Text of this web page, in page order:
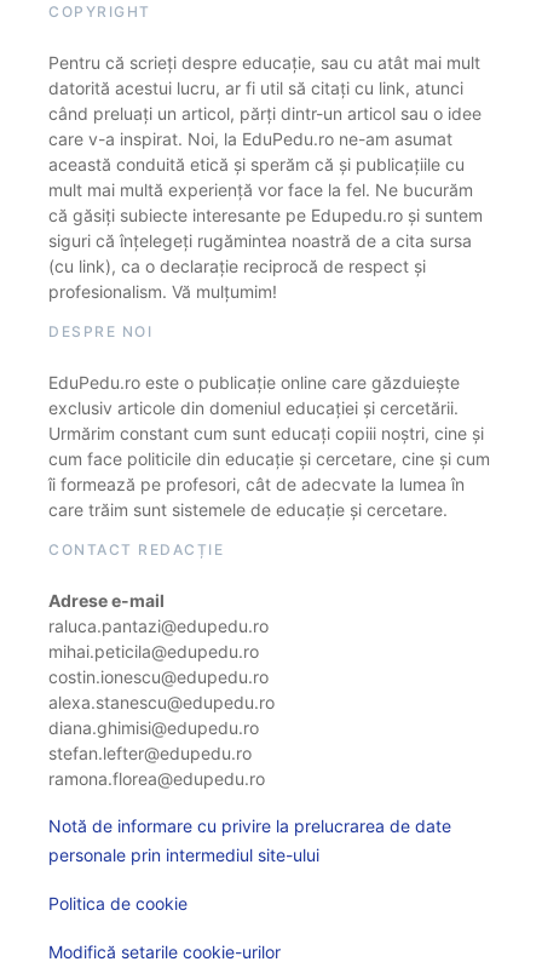
COPYRIGHT
Pentru că scrieți despre educație, sau cu atât mai mult
datorită acestui lucru, ar fi util să citați cu link, atunci
când preluați un articol, părți dintr-un articol sau o idee
care v-a inspirat. Noi, la EduPedu.ro ne-am asumat
această conduită etică și sperăm că și publicațiile cu
mult mai multă experiență vor face la fel. Ne bucurăm
că găsiți subiecte interesante pe Edupedu.ro și suntem
siguri că înțelegeți rugămintea noastră de a cita sursa
(cu link), ca o declarație reciprocă de respect și
profesionalism. Vă mulțumim!
DESPRE NOI
EduPedu.ro este o publicație online care găzduiește
exclusiv articole din domeniul educației și cercetării.
Urmărim constant cum sunt educați copiii noștri, cine și
cum face politicile din educație și cercetare, cine și cum
îi formează pe profesori, cât de adecvate la lumea în
care trăim sunt sistemele de educație și cercetare.
CONTACT REDACȚIE
Adrese e-mail
raluca.pantazi@edupedu.ro
mihai.peticila@edupedu.ro
costin.ionescu@edupedu.ro
alexa.stanescu@edupedu.ro
diana.ghimisi@edupedu.ro
stefan.lefter@edupedu.ro
ramona.florea@edupedu.ro
Notă de informare cu privire la prelucrarea de date
personale prin intermediul site-ului
Politica de cookie
Modifică setarile cookie-urilor